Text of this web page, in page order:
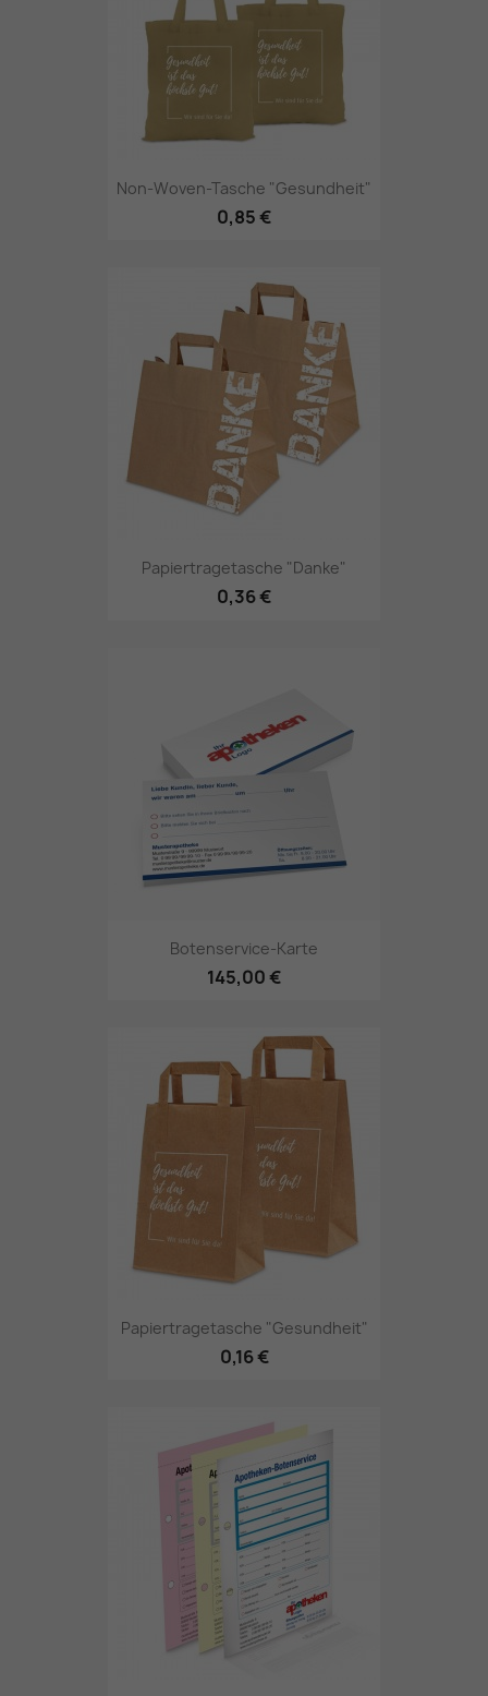
Non-Woven-Tasche "Gesundheit"
0,85 €
Papiertragetasche "Danke"
0,36 €
Botenservice-Karte
145,00 €
Papiertragetasche "Gesundheit"
0,16 €